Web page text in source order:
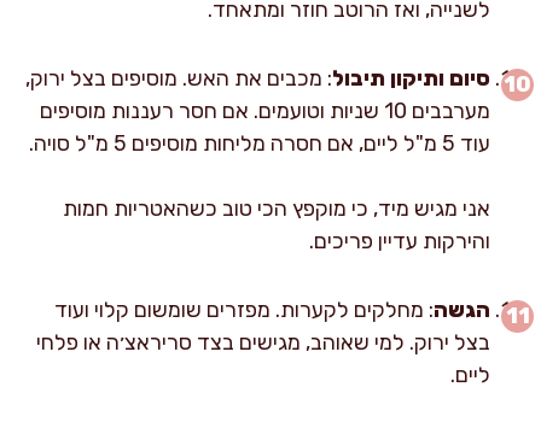
לשנייה, ואז הרוטב חוזר ומתאחד.
סיום ותיקון תיבול: מכבים את האש. מוסיפים בצל ירוק,
מערבבים 10 שניות וטועמים. אם חסר רעננות מוסיפים
עוד 5 מ"ל ליים, אם חסרה מליחות מוסיפים 5 מ"ל סויה.
אני מגיש מיד, כי מוקפץ הכי טוב כשהאטריות חמות
והירקות עדיין פריכים.
הגשה: מחלקים לקערות. מפזרים שומשום קלוי ועוד
בצל ירוק. למי שאוהב, מגישים בצד סריראצ׳ה או פלחי
ליים.